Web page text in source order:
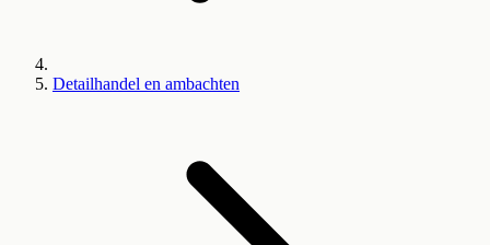
Detailhandel en ambachten